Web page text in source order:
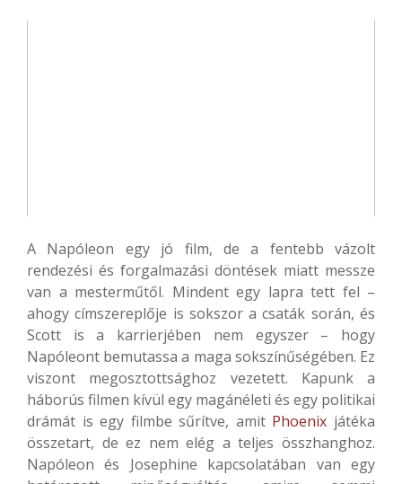
A Napóleon egy jó film, de a fentebb vázolt
rendezési és forgalmazási döntések miatt messze
van a mesterműtől. Mindent egy lapra tett fel –
ahogy címszereplője is sokszor a csaták során, és
Scott is a karrierjében nem egyszer – hogy
Napóleont bemutassa a maga sokszínűségében. Ez
viszont megosztottsághoz vezetett. Kapunk a
háborús filmen kívül egy magánéleti és egy politikai
drámát is egy filmbe sűrítve, amit Phoenix játéka
összetart, de ez nem elég a teljes összhanghoz.
Napóleon és Josephine kapcsolatában van egy